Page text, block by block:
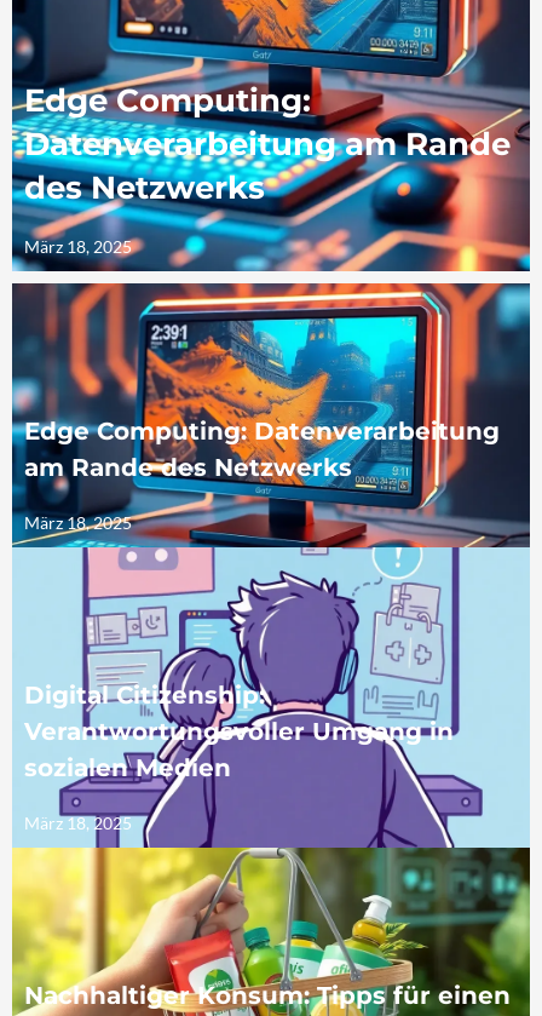
Edge Computing:
Datenverarbeitung am Rande
des Netzwerks
März 18, 2025
Edge Computing: Datenverarbeitung
am Rande des Netzwerks
März 18, 2025
Digital Citizenship:
Verantwortungsvoller Umgang in
sozialen Medien
März 18, 2025
Nachhaltiger Konsum: Tipps für einen